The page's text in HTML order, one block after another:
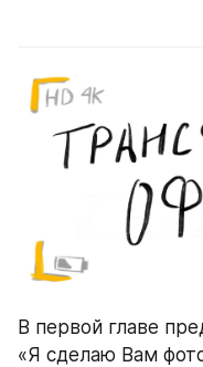
В первой главе
«Я сделаю Вам